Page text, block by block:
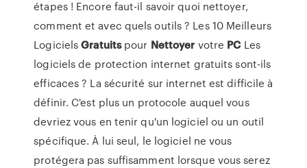
étapes ! Encore faut-il savoir quoi nettoyer,
comment et avec quels outils ? Les 10 Meilleurs
LogicielsGratuitspour Nettoyer votre PCLes
logiciels de protection internet gratuits sont-ils
efficaces ? La sécurité sur internet est difficile à
définir. C'est plus un protocole auquel vous
devriez vous en tenir qu'un logiciel ou un outil
spécifique. À lui seul, le logiciel ne vous
protégera pas suffisamment lorsque vous serez